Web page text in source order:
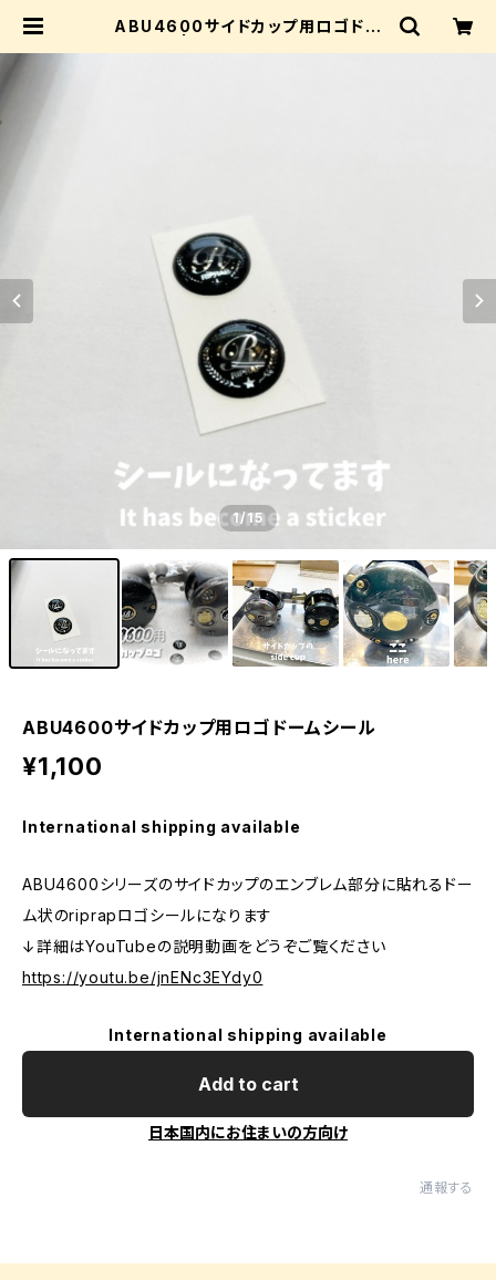
ABU4600サイドカップ用ロゴドー
1/15
ABU4600サイドカップ用ロゴドームシール
¥1,100
International shipping available
ABU4600シリーズのサイドカップのエンブレム部分に貼れるドー
ム状のriprapロゴシールになります
↓詳細はYouTubeの説明動画をどうぞご覧ください
https://youtu.be/jnENc3EYdy0
International shipping available
Add to cart
日本国内にお住まいの方向け
通報する